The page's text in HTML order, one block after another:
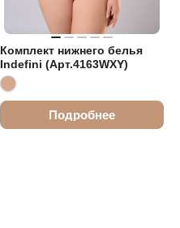
Комплект нижнего белья
Indefini (Арт.4163WXY)
Подробнее